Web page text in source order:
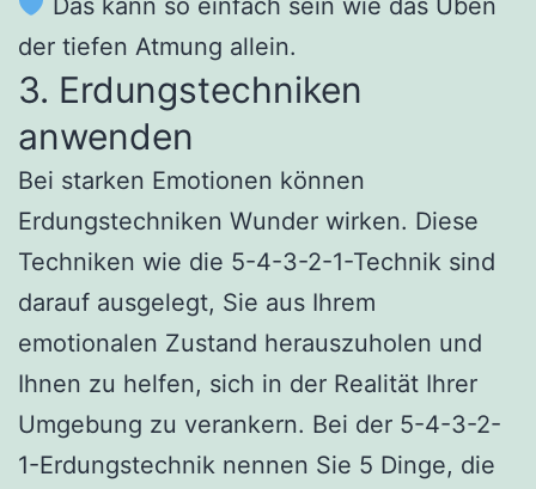
Das kann so einfach sein wie das Üben
der tiefen Atmung allein.
3. Erdungstechniken
anwenden
Bei starken Emotionen können
Erdungstechniken Wunder wirken. Diese
Techniken wie die 5-4-3-2-1-Technik sind
darauf ausgelegt, Sie aus Ihrem
emotionalen Zustand herauszuholen und
Ihnen zu helfen, sich in der Realität Ihrer
Umgebung zu verankern. Bei der 5-4-3-2-
1-Erdungstechnik nennen Sie 5 Dinge, die